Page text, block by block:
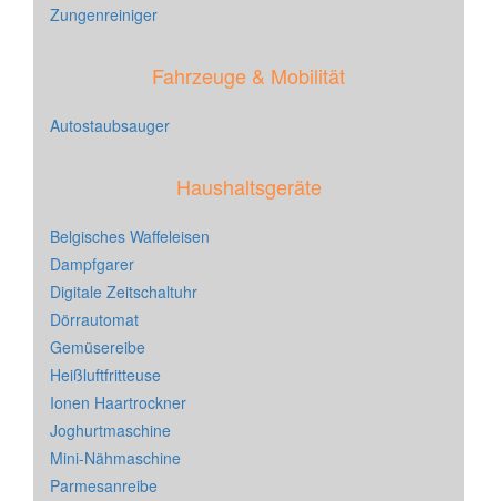
Zungenreiniger
Fahrzeuge & Mobilität
Autostaubsauger
Haushaltsgeräte
Belgisches Waffeleisen
Dampfgarer
Digitale Zeitschaltuhr
Dörrautomat
Gemüsereibe
Heißluftfritteuse
Ionen Haartrockner
Joghurtmaschine
Mini-Nähmaschine
Parmesanreibe